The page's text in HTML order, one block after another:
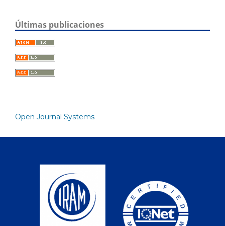
Últimas publicaciones
Open Journal Systems